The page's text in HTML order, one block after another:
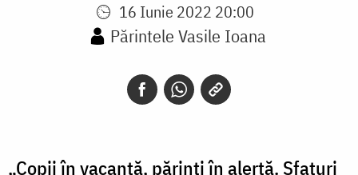
16 Iunie 2022 20:00
Părintele Vasile Ioana
„Copii în vacanță, părinți în alertă. Sfaturi